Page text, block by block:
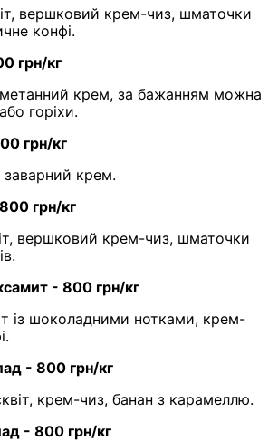
вершковий крем-чиз, шматочки
конфі.
грн/кг
крем, за бажанням можна
горіхи.
грн/кг
заварний крем.
грн/кг
вершковий крем-чиз, шматочки
- 800 грн/кг
із шоколадними нотками, крем-
- 800 грн/кг
крем-чиз, банан з карамеллю.
- 800 грн/кг